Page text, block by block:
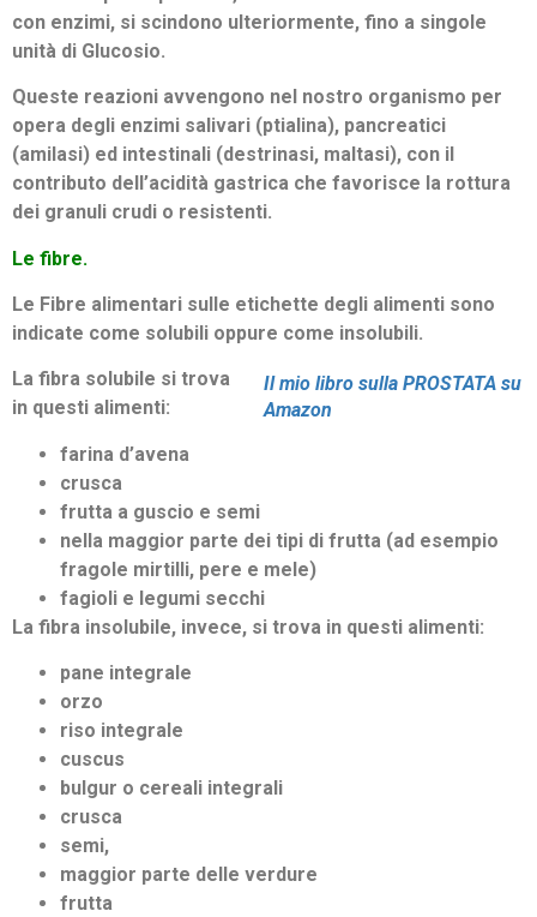
con enzimi, si scindono ulteriormente, fino a singole
unità di Glucosio.
Queste reazioni avvengono nel nostro organismo per
opera degli enzimi salivari (ptialina), pancreatici
(amilasi) ed intestinali (destrinasi, maltasi), con il
contributo dell’acidità gastrica che favorisce la rottura
dei granuli crudi o resistenti.
Le fibre.
Le Fibre alimentari sulle etichette degli alimenti sono
indicate come solubili oppure come insolubili.
Il mio libro sulla PROSTATA su
Amazon
La fibra solubile si trova
in questi alimenti:
farina d’avena
crusca
frutta a guscio e semi
nella maggior parte dei tipi di frutta (ad esempio
fragole mirtilli, pere e mele)
fagioli e legumi secchi
La fibra insolubile, invece, si trova in questi alimenti:
pane integrale
orzo
riso integrale
cuscus
bulgur o cereali integrali
crusca
semi,
maggior parte delle verdure
frutta